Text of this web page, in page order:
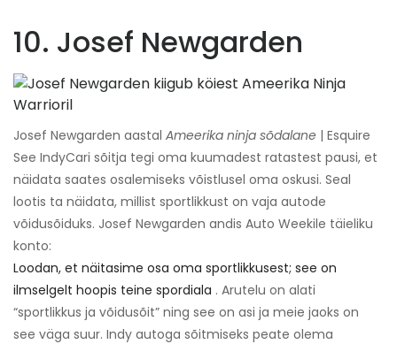
10. Josef Newgarden
Josef Newgarden aastal Ameerika ninja sõdalane | Esquire
See IndyCari sõitja tegi oma kuumadest ratastest pausi, et
näidata saates osalemiseks võistlusel oma oskusi. Seal
lootis ta näidata, millist sportlikkust on vaja autode
võidusõiduks. Josef Newgarden andis Auto Weekile täieliku
konto:
Loodan, et näitasime osa oma sportlikkusest; see on
ilmselgelt hoopis teine ​​spordiala . Arutelu on alati
“sportlikkus ja võidusõit” ning see on asi ja meie jaoks on
see väga suur. Indy autoga sõitmiseks peate olema